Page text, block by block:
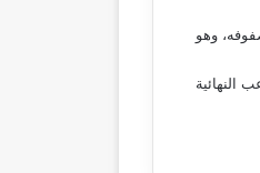
وهو
النهائية